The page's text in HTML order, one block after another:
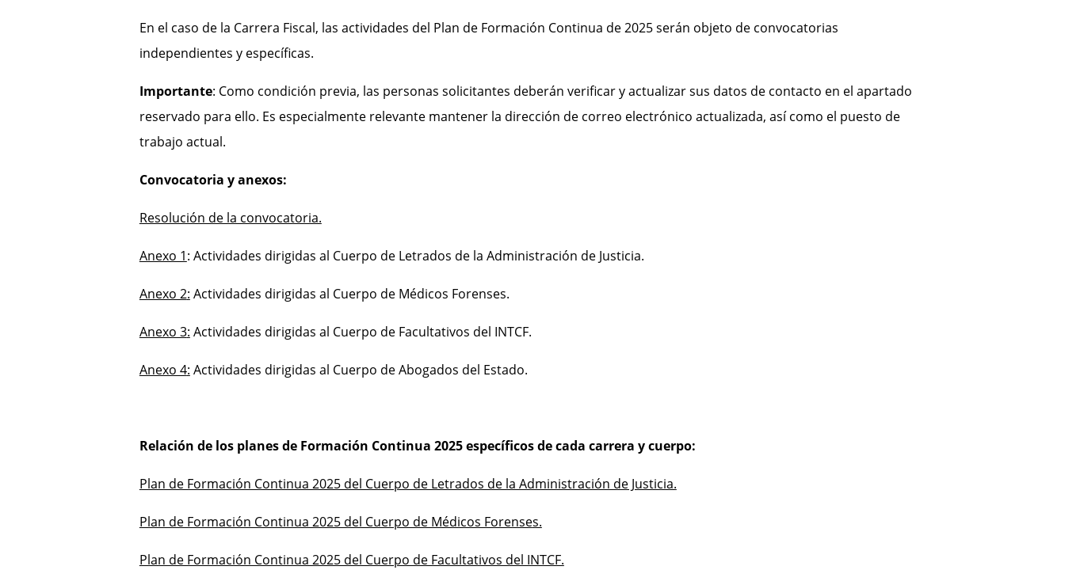
En el caso de la Carrera Fiscal, las actividades del Plan de Formación Continua de 2025 serán objeto de convocatorias
independientes y específicas.
Importante: Como condición previa, las personas solicitantes deberán verificar y actualizar sus datos de contacto en el apartado
reservado para ello. Es especialmente relevante mantener la dirección de correo electrónico actualizada, así como el puesto de
trabajo actual.
Convocatoria y anexos:
Resolución de la convocatoria.
Anexo 1: Actividades dirigidas al Cuerpo de Letrados de la Administración de Justicia.
Anexo 2: Actividades dirigidas al Cuerpo de Médicos Forenses.
Anexo 3: Actividades dirigidas al Cuerpo de Facultativos del INTCF.
Anexo 4: Actividades dirigidas al Cuerpo de Abogados del Estado.
Relación de los planes de Formación Continua 2025 específicos de cada carrera y cuerpo:
Plan de Formación Continua 2025 del Cuerpo de Letrados de la Administración de Justicia.
Plan de Formación Continua 2025 del Cuerpo de Médicos Forenses.
Plan de Formación Continua 2025 del Cuerpo de Facultativos del INTCF.